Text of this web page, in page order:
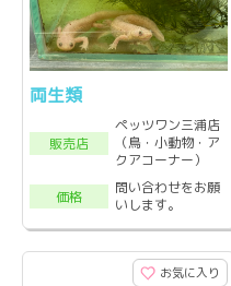
両生類
販売店
ペッツワン三浦店
（鳥・小動物・ア
クアコーナー）
価格
問い合わせをお願
いします。
お気に入り